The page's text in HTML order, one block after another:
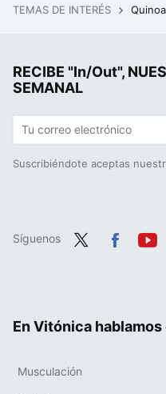
TEMAS DE INTERÉS Quinoa
RECIBE "In/Out",
SEMANAL
Suscribiéndote aceptas
Síguenos
En Vitónica hablamos
Musculación